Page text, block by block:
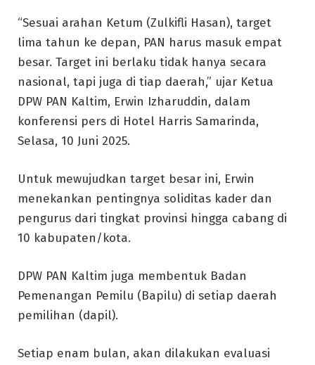
“Sesuai arahan Ketum (Zulkifli Hasan), target
lima tahun ke depan, PAN harus masuk empat
besar. Target ini berlaku tidak hanya secara
nasional, tapi juga di tiap daerah,” ujar Ketua
DPW PAN Kaltim, Erwin Izharuddin, dalam
konferensi pers di Hotel Harris Samarinda,
Selasa, 10 Juni 2025.
Untuk mewujudkan target besar ini, Erwin
menekankan pentingnya soliditas kader dan
pengurus dari tingkat provinsi hingga cabang di
10 kabupaten/kota.
DPW PAN Kaltim juga membentuk Badan
Pemenangan Pemilu (Bapilu) di setiap daerah
pemilihan (dapil).
Setiap enam bulan, akan dilakukan evaluasi